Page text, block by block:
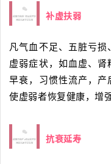
1 补虚扶弱
凡气血不足、五脏亏
虚弱症状，如血虚、
早衰，习惯性流产，
使虚弱者恢复健康，增
2 抗衰延寿